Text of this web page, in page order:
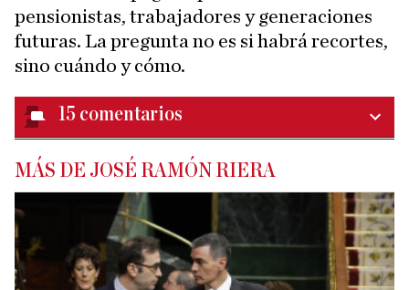
pensionistas, trabajadores y generaciones
futuras. La pregunta no es si habrá recortes,
sino cuándo y cómo.
15 comentarios
MÁS DE JOSÉ RAMÓN RIERA